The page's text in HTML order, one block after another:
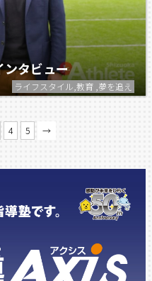
ンタビュー
ライフスタイル,教育 ,夢を追え
4 5 →